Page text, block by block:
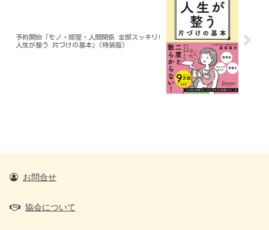
予約開始「モノ・部屋・人間関係 全部スッキリ!
人生が整う 片づけの基本」(特装版)
お問合せ
協会について